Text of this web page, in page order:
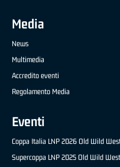
Media
News
Multimedia
Accredito eventi
Regolamento Media
Eventi
Coppa Italia LNP 2026 Old Wild
Supercoppa LNP 2025 Old Wild West